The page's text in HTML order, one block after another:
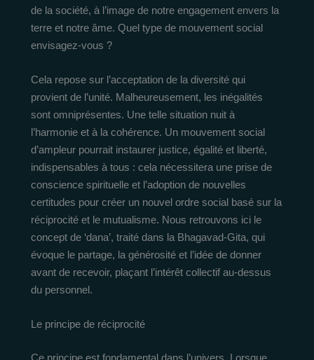
de la société, à l’image de notre engagement envers la
terre et notre âme. Quel type de mouvement social
envisagez-vous ?
Cela repose sur l’acceptation de la diversité qui
provient de l’unité. Malheureusement, les inégalités
sont omniprésentes. Une telle situation nuit à
l’harmonie et à la cohérence. Un mouvement social
d’ampleur pourrait instaurer justice, égalité et liberté,
indispensables à tous : cela nécessitera une prise de
conscience spirituelle et l’adoption de nouvelles
certitudes pour créer un nouvel ordre social basé sur la
réciprocité et le mutualisme. Nous retrouvons ici le
concept de ‘dana’, traité dans la Bhagavad-Gita, qui
évoque le partage, la générosité et l’idée de donner
avant de recevoir, plaçant l’intérêt collectif au-dessus
du personnel.
Le principe de réciprocité
Ce principe est fondamental dans l’univers. Lorsque